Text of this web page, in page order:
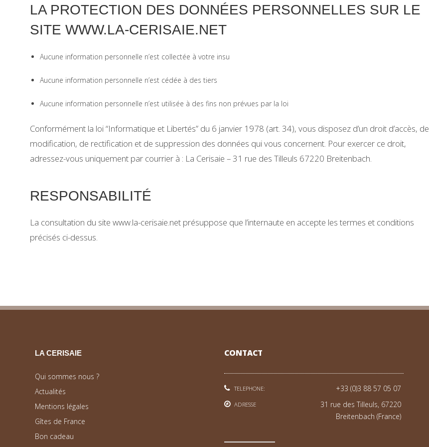
LA PROTECTION DES DONNÉES PERSONNELLES SUR LE
SITE WWW.LA-CERISAIE.NET
Aucune information personnelle n’est collectée à votre insu
Aucune information personnelle n’est cédée à des tiers
Aucune information personnelle n’est utilisée à des fins non prévues par la loi
Conformément la loi “Informatique et Libertés” du 6 janvier 1978 (art. 34), vous disposez d’un droit d’accès, de
modification, de rectification et de suppression des données qui vous concernent. Pour exercer ce droit,
adressez-vous uniquement par courrier à : La Cerisaie – 31 rue des Tilleuls 67220 Breitenbach.
RESPONSABILITÉ
La consultation du site www.la-cerisaie.net présuppose que l’internaute en accepte les termes et conditions
précisés ci-dessus.
LA CERISAIE
Qui sommes nous ?
Actualités
Mentions légales
Gîtes de France
Bon cadeau
CONTACT
TELEPHONE: +33 (0)3 88 57 05 07
ADRESSE
31 rue des Tilleuls, 67220
Breitenbach (France)